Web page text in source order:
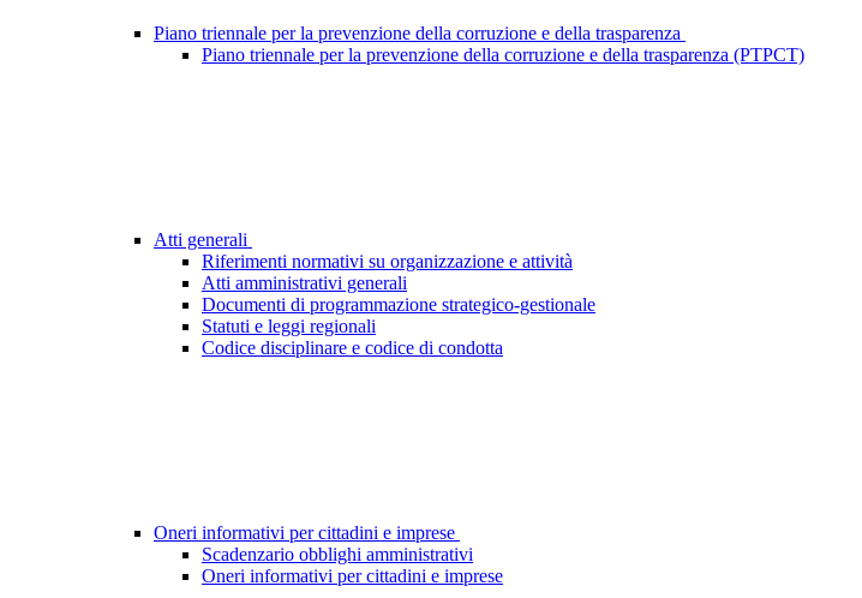
Piano triennale per la prevenzione della corruzione e della trasparenza
Piano triennale per la prevenzione della corruzione e della trasparenza (PTPCT)
Atti generali
Riferimenti normativi su organizzazione e attività
Atti amministrativi generali
Documenti di programmazione strategico-gestionale
Statuti e leggi regionali
Codice disciplinare e codice di condotta
Oneri informativi per cittadini e imprese
Scadenzario obblighi amministrativi
Oneri informativi per cittadini e imprese